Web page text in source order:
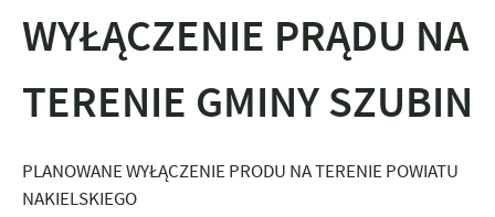
WYŁĄCZENIE PRĄDU NA
TERENIE GMINY SZUBIN
PLANOWANE WYŁĄCZENIE PRODU NA TERENIE POWIATU
NAKIELSKIEGO